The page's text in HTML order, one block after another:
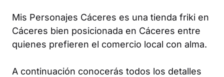
Mis Personajes Cáceres es una tienda friki en
Cáceres bien posicionada en Cáceres entre
quienes prefieren el comercio local con alma.
A continuación conocerás todos los detalles